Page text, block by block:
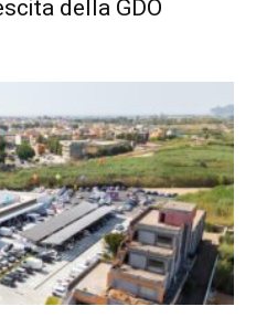
della GDO